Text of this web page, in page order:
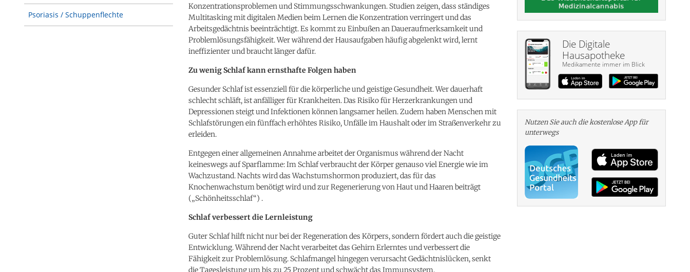
Psoriasis / Schuppenflechte
Konzentrationsproblemen und Stimmungsschwankungen. Studien zeigen, dass ständiges
Multitasking mit digitalen Medien beim Lernen die Konzentration verringert und das
Arbeitsgedächtnis beeinträchtigt. Es kommt zu Einbußen an Daueraufmerksamkeit und
Problemlösungsfähigkeit. Wer während der Hausaufgaben häufig abgelenkt wird, lernt
ineffizienter und braucht länger dafür.
Zu wenig Schlaf kann ernsthafte Folgen haben
Gesunder Schlaf ist essenziell für die körperliche und geistige Gesundheit. Wer dauerhaft
schlecht schläft, ist anfälliger für Krankheiten. Das Risiko für Herzerkrankungen und
Depressionen steigt und Infektionen können langsamer heilen. Zudem haben Menschen mit
Schlafstörungen ein fünffach erhöhtes Risiko, Unfälle im Haushalt oder im Straßenverkehr zu
erleiden.
Entgegen einer allgemeinen Annahme arbeitet der Organismus während der Nacht
keineswegs auf Sparflamme: Im Schlaf verbraucht der Körper genauso viel Energie wie im
Wachzustand. Nachts wird das Wachstumshormon produziert, das für das
Knochenwachstum benötigt wird und zur Regenerierung von Haut und Haaren beiträgt
(„Schönheitsschlaf“) .
Schlaf verbessert die Lernleistung
Guter Schlaf hilft nicht nur bei der Regeneration des Körpers, sondern fördert auch die geistige
Entwicklung. Während der Nacht verarbeitet das Gehirn Erlerntes und verbessert die
Fähigkeit zur Problemlösung. Schlafmangel hingegen verursacht Gedächtnislücken, senkt
die Tagesleistung um bis zu 25 Prozent und schwächt das Immunsystem.
Die Digitale
Hausapotheke
Medikamente immer im Blick
Nutzen Sie auch die kosten­lose App für
unterwegs